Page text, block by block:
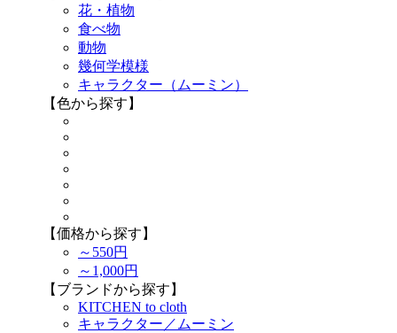
花・植物
食べ物
動物
幾何学模様
キャラクター（ムーミン）
【色から探す】
【価格から探す】
～550円
～1,000円
【ブランドから探す】
KITCHEN to cloth
キャラクター／ムーミン